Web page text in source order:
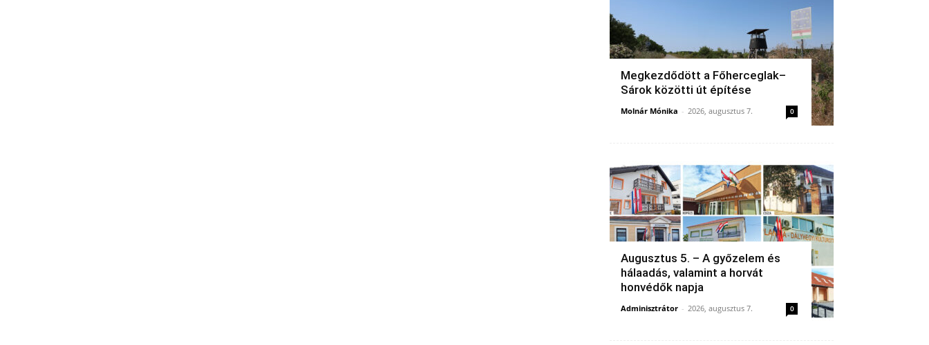
Megkezdődött a Főherceglak–
Sárok közötti út építése
Molnár Mónika - 2026, augusztus 7. 0
Augusztus 5. – A győzelem és
hálaadás, valamint a horvát
honvédők napja
Adminisztrátor - 2026, augusztus 7. 0